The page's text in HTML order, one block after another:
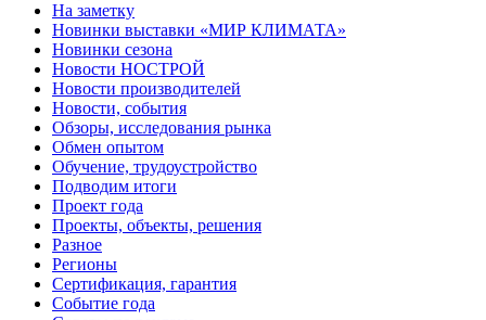
На заметку
Новинки выставки «МИР КЛИМАТА»
Новинки сезона
Новости НОСТРОЙ
Новости производителей
Новости, события
Обзоры, исследования рынка
Обмен опытом
Обучение, трудоустройство
Подводим итоги
Проект года
Проекты, объекты, решения
Разное
Регионы
Сертификация, гарантия
Событие года